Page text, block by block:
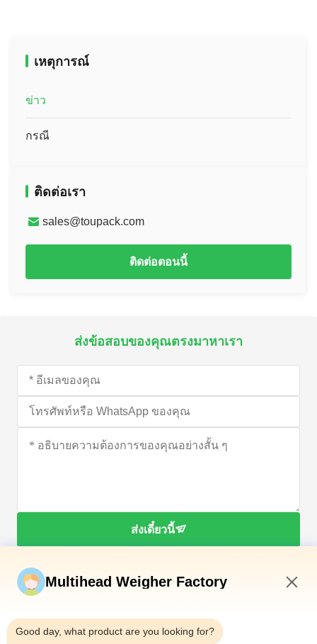
เหตุการณ์
ข่าว
กรณี
ติดต่อเรา
sales@toupack.com
ติดต่อตอนนี้
ส่งข้อสอบของคุณตรงมาหาเรา
ส่งเดี๋ยวนี้
Multihead Weigher Factory
Good day, what product are you looking for?